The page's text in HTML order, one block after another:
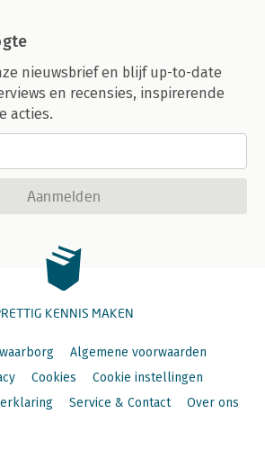
nieuwsbrief en blijf up-to-date
en recensies, inspirerende
acties.
Aanmelden
KENNIS MAKEN
Algemene voorwaarden
Cookies
Cookie instellingen
Service & Contact Over ons